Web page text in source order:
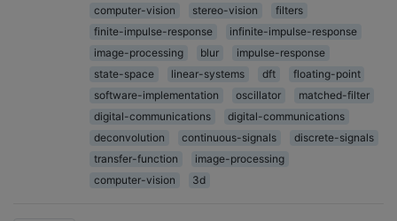
computer-vision
stereo-vision
filters
finite-impulse-response
infinite-impulse-response
image-processing
blur
impulse-response
state-space
linear-systems dft
floating-point
software-implementation
oscillator
matched-filter
digital-communications
digital-communications
deconvolution
continuous-signals
discrete-signals
transfer-function
image-processing
computer-vision
3d